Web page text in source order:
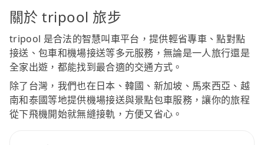
關於 tripool 旅步
tripool 是合法的智慧叫車平台，提供輕省專車、點對點
接送、包車和機場接送等多元服務，無論是一人旅行還是
全家出遊，都能找到最合適的交通方式。
除了台灣，我們也在日本、韓國、新加坡、馬來西亞、越
南和泰國等地提供機場接送與景點包車服務，讓你的旅程
從下飛機開始就無縫接軌，方便又省心。